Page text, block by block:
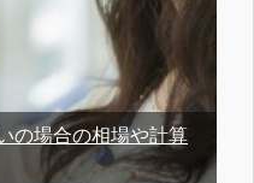
の場合の相場や計算